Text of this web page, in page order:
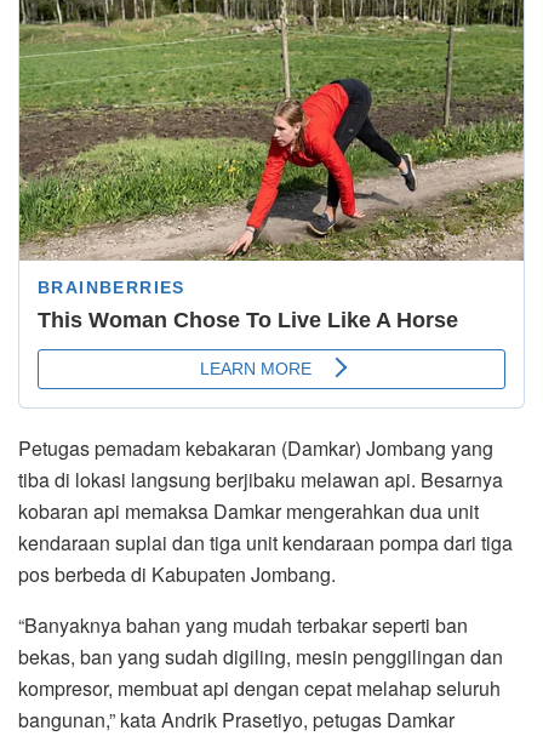
Petugas pemadam kebakaran (Damkar) Jombang yang
tiba di lokasi langsung berjibaku melawan api. Besarnya
kobaran api memaksa Damkar mengerahkan dua unit
kendaraan suplai dan tiga unit kendaraan pompa dari tiga
pos berbeda di Kabupaten Jombang.
“Banyaknya bahan yang mudah terbakar seperti ban
bekas, ban yang sudah digiling, mesin penggilingan dan
kompresor, membuat api dengan cepat melahap seluruh
bangunan,” kata Andrik Prasetiyo, petugas Damkar